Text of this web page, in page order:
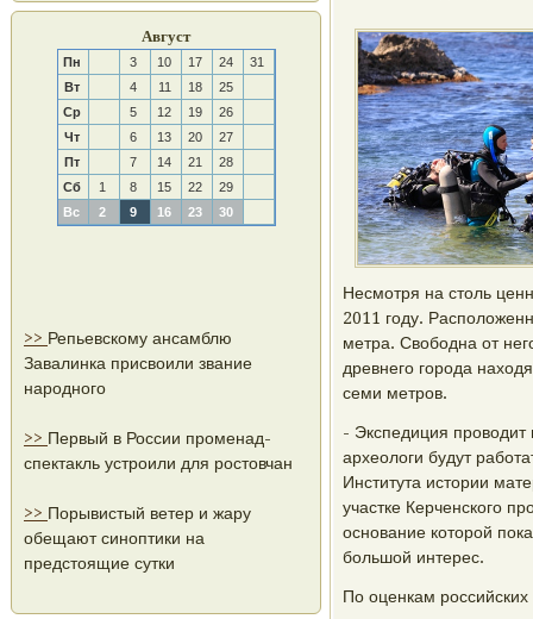
Август
Пн 3 10 17 24
31
Вт
4 11 18
25
Ср
5 12 19
26
Чт
6 13 20
27
Пт
7 14 21
28
Сб
1 8 15 22
29
Вс
2 9 16 23 30
>> Репьевскому ансамблю
Завалинка присвоили звание
народного
>> Первый в России променад-
спектакль устроили для ростовчан
>> Порывистый ветер и жару
обещают синоптики на
предстоящие сутки
Несмотря на столь
2011 году.
метра. Свободна от
древнего города
семи метров.
- Экспедиция проводит
археологи будут
Института истории
участке Керченского
основание которой
большой интерес.
По оценкам российских